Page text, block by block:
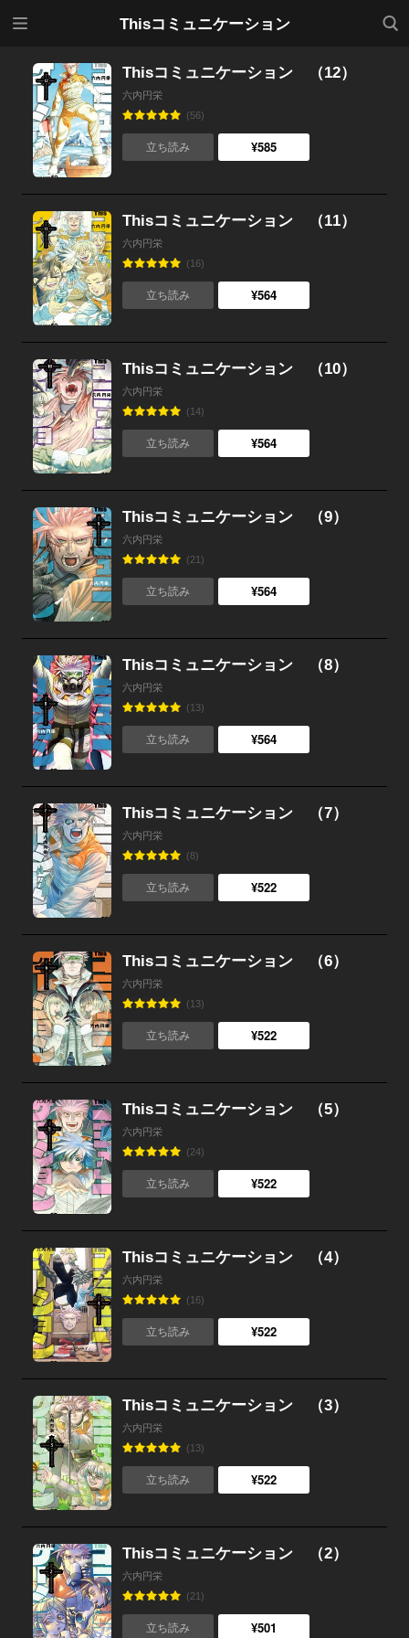
Thisコミュニケーション
検索
Thisコミュニケーション （12）
六内円栄
(56)
立ち読み ¥585
Thisコミュニケーション （11）
六内円栄
(16)
立ち読み ¥564
Thisコミュニケーション （10）
六内円栄
(14)
立ち読み ¥564
Thisコミュニケーション （9）
六内円栄
(21)
立ち読み ¥564
Thisコミュニケーション （8）
六内円栄
(13)
立ち読み ¥564
Thisコミュニケーション （7）
六内円栄
(8)
立ち読み ¥522
Thisコミュニケーション （6）
六内円栄
(13)
立ち読み ¥522
Thisコミュニケーション （5）
六内円栄
(24)
立ち読み ¥522
Thisコミュニケーション （4）
六内円栄
(16)
立ち読み ¥522
Thisコミュニケーション （3）
六内円栄
(13)
立ち読み ¥522
Thisコミュニケーション （2）
六内円栄
(21)
立ち読み ¥501